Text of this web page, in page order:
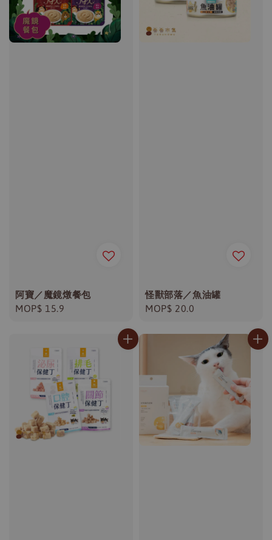
阿寶／魔鏡燉餐包
Regular
MOP$ 15.9
怪獸部落／魚油罐
Regular
MOP$ 20.0